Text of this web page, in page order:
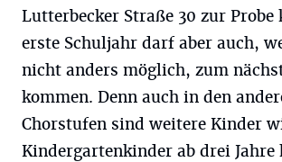
Lutterbecker Straße 30 zur Probe
erste Schuljahr darf aber auch,
nicht anders möglich, zum
kommen. Denn auch in den
Chorstufen sind weitere Kinder
Kindergartenkinder ab drei Jahre